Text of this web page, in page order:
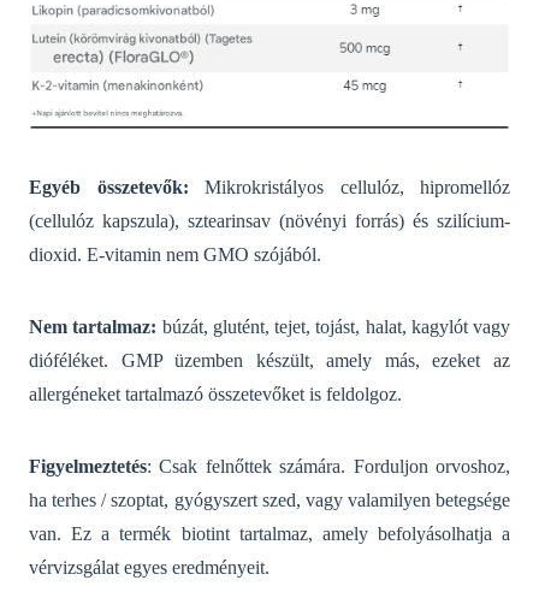
Egyéb összetevők: Mikrokristályos cellulóz, hipromellóz
(cellulóz kapszula), sztearinsav (növényi forrás) és szilícium-
dioxid. E-vitamin nem GMO szójából.
Nem tartalmaz: búzát, glutént, tejet, tojást, halat, kagylót vagy
dióféléket.
GMP üzemben készült, amely más, ezeket az
allergéneket tartalmazó összetevőket is feldolgoz.
Figyelmeztetés: Csak felnőttek számára. Forduljon orvoshoz,
ha terhes / szoptat, gyógyszert szed, vagy valamilyen betegsége
van.Ez a termék biotint tartalmaz, amely befolyásolhatja a
vérvizsgálat egyes eredményeit.